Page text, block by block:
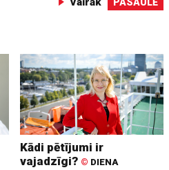
PASAULĒ
Kādi pētījumi ir
vajadzīgi? © DIENA